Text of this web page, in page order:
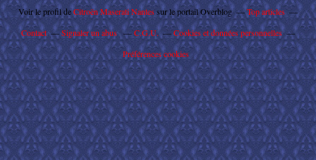
Voir le profil deCitroën Maserati Nantessur le portail Overblog
Top articles
Contact
Signaler un abus C.G.U.
Cookies et données personnelles
Préférences cookies